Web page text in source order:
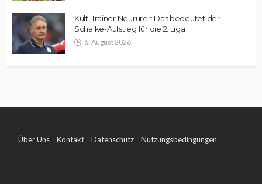
Kult-Trainer Neururer: Das bedeutet der
Schalke-Aufstieg für die 2. Liga
6. August 2026
Über Uns Kontakt Datenschutz Nutzungsbedingungen